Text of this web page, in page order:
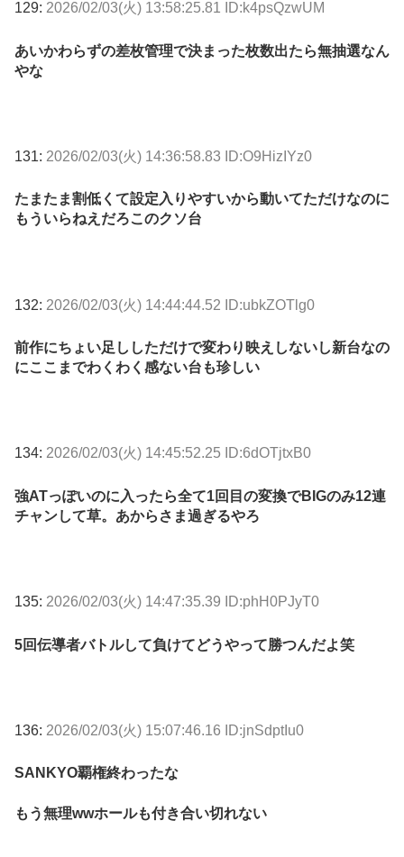
129: 2026/02/03(火) 13:58:25.81 ID:k4psQzwUM
あいかわらずの差枚管理で決まった枚数出たら無抽選なん
やな
131: 2026/02/03(火) 14:36:58.83 ID:O9HizIYz0
たまたま割低くて設定入りやすいから動いてただけなのに
もういらねえだろこのクソ台
132: 2026/02/03(火) 14:44:44.52 ID:ubkZOTlg0
前作にちょい足ししただけで変わり映えしないし新台なの
にここまでわくわく感ない台も珍しい
134: 2026/02/03(火) 14:45:52.25 ID:6dOTjtxB0
強ATっぽいのに入ったら全て1回目の変換でBIGのみ12連
チャンして草。あからさま過ぎるやろ
135: 2026/02/03(火) 14:47:35.39 ID:phH0PJyT0
5回伝導者バトルして負けてどうやって勝つんだよ笑
136: 2026/02/03(火) 15:07:46.16 ID:jnSdptIu0
SANKYO覇権終わったな
もう無理wwホールも付き合い切れない